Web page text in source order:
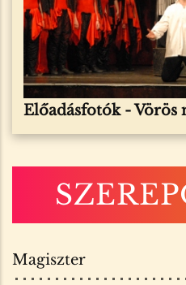
Előadásfotók -Vörös
Magiszter